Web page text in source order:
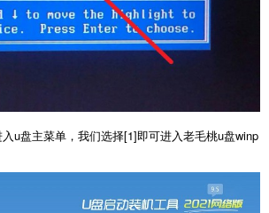
u盘主菜单，我们选择[1]即可进入老毛桃u盘winp